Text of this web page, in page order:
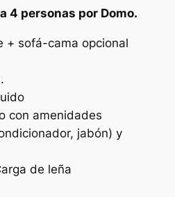
4 personas por Domo.
+ sofá-cama opcional
con amenidades
jabón) y
de leña